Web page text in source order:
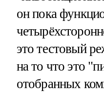
он пока
это тестовый
на то что это
отобранных